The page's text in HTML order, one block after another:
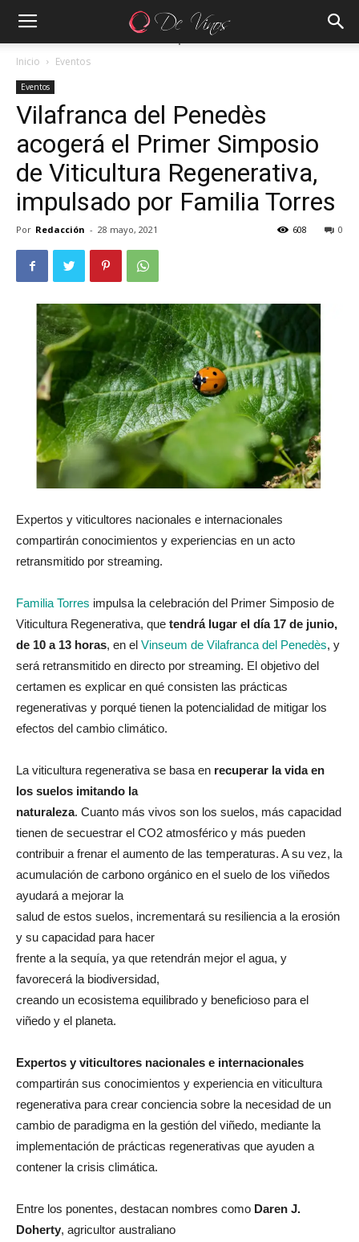
Inicio Eventos
Eventos
Vilafranca del Penedès
acogerá el Primer Simposio
de Viticultura Regenerativa,
impulsado por Familia Torres
Por Redacción - 28 mayo, 2021 0
608
Expertos y viticultores nacionales e internacionales
compartirán conocimientos y experiencias en un acto
retransmitido por streaming.
Familia Torres impulsa la celebración del Primer Simposio de
Viticultura Regenerativa, que tendrá lugar el día 17 de junio,
de 10 a 13 horas, en el Vinseum de Vilafranca del Penedès, y
será retransmitido en directo por streaming. El objetivo del
certamen es explicar en qué consisten las prácticas
regenerativas y porqué tienen la potencialidad de mitigar los
efectos del cambio climático.
La viticultura regenerativa se basa en recuperar la vida en
los suelos imitando la
naturaleza. Cuanto más vivos son los suelos, más capacidad
tienen de secuestrar el CO2 atmosférico y más pueden
contribuir a frenar el aumento de las temperaturas. A su vez, la
acumulación de carbono orgánico en el suelo de los viñedos
ayudará a mejorar la
salud de estos suelos, incrementará su resiliencia a la erosión
y su capacidad para hacer
frente a la sequía, ya que retendrán mejor el agua, y
favorecerá la biodiversidad,
creando un ecosistema equilibrado y beneficioso para el
viñedo y el planeta.
Expertos y viticultores nacionales e internacionales
compartirán sus conocimientos y experiencia en viticultura
regenerativa para crear conciencia sobre la necesidad de un
cambio de paradigma en la gestión del viñedo, mediante la
implementación de prácticas regenerativas que ayuden a
contener la crisis climática.
Entre los ponentes, destacan nombres como Daren J.
Doherty, agricultor australiano